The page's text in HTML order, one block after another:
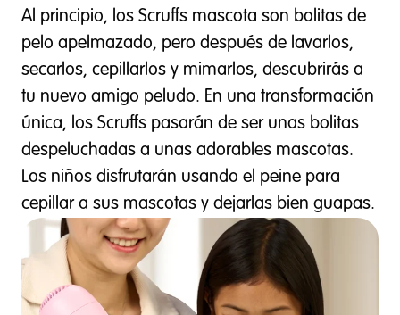
Al principio, los Scruffs mascota son bolitas de
pelo apelmazado, pero después de lavarlos,
secarlos, cepillarlos y mimarlos, descubrirás a
tu nuevo amigo peludo. En una transformación
única, los Scruffs pasarán de ser unas bolitas
despeluchadas a unas adorables mascotas.
Los niños disfrutarán usando el peine para
cepillar a sus mascotas y dejarlas bien guapas.